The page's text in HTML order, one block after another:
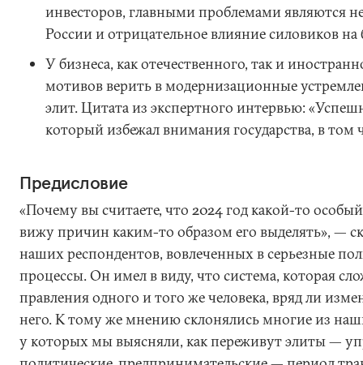
инвесторов, главными проблемами являются
России и отрицательное влияние силовиков на
У бизнеса, как отечественного, так и
мотивов верить в модернизационные
элит. Цитата из экспертного интервью:
который избежал внимания государства, в том
Предисловие
«Почему вы считаете, что 2024 год какой-то
вижу причин каким-то образом его выделять», —
наших респондентов, вовлеченных в серьезные
процессы. Он имел в виду, что система, которая
правления одного и того же человека, вряд ли
него. К тому же мнению склонялись многие из
у которых мы выясняли, как переживут элиты —